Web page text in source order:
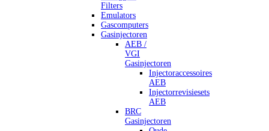
Filters
Emulators
Gascomputers
Gasinjectoren
AEB /
VGI
Gasinjectoren
Injectoraccessoires
AEB
Injectorrevisiesets
AEB
BRC
Gasinjectoren